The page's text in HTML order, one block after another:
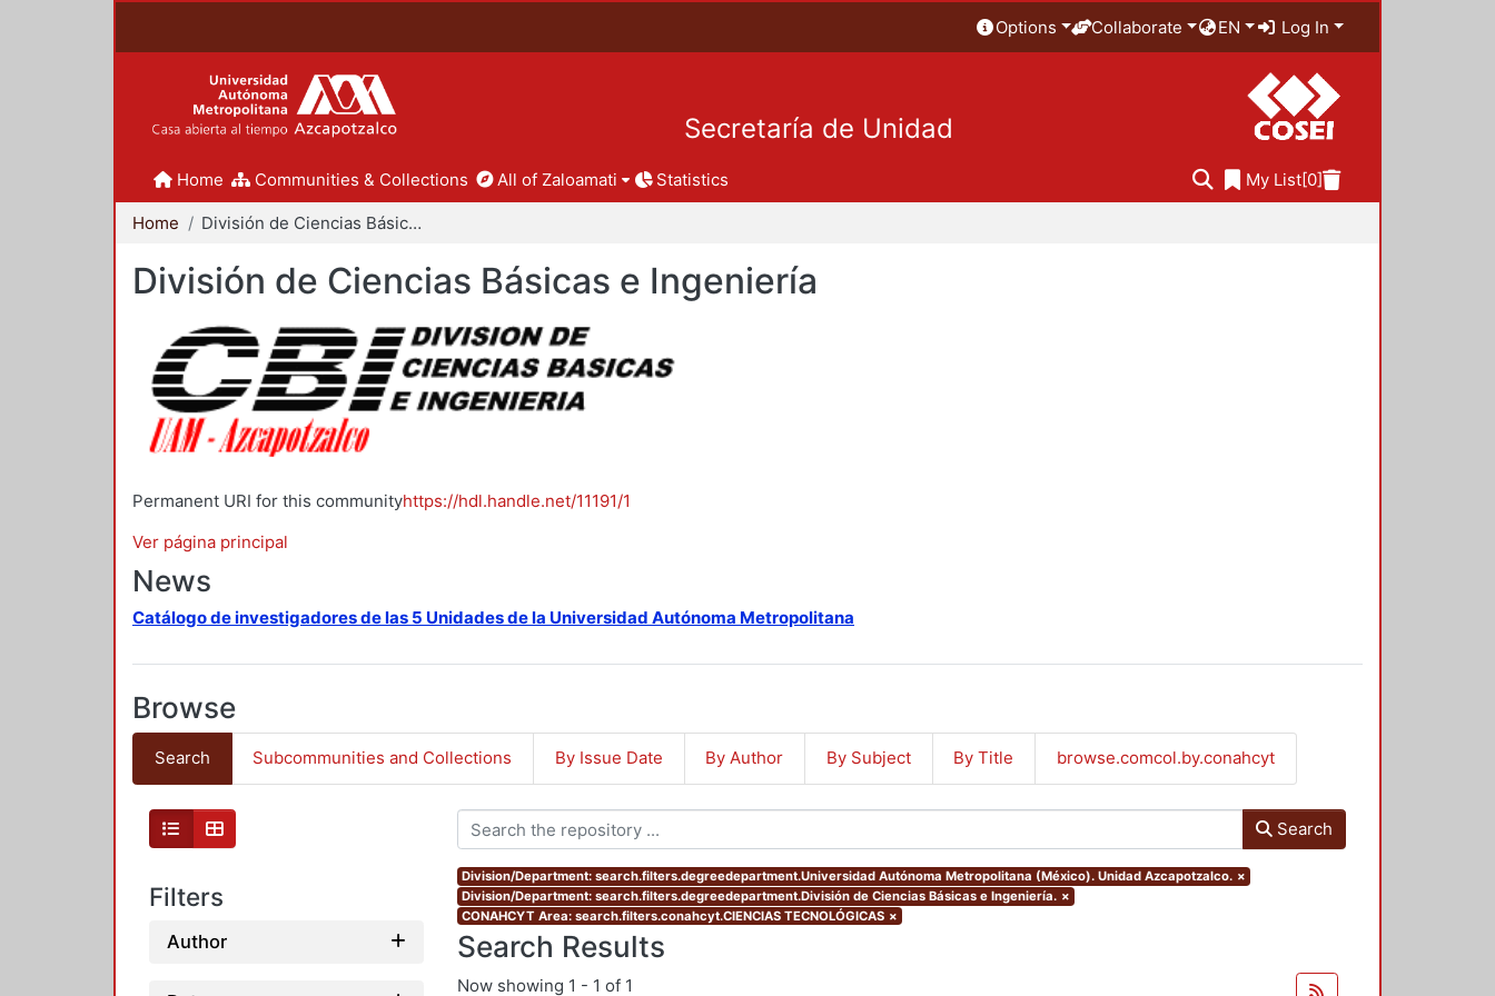
Options Collaborate EN Log In
Secretaría de Unidad
Home Communities & Collections All of Zaloamati Statistics My List[0]
Home División de Ciencias Básicas e Ingeniería
División de Ciencias Básicas e Ingeniería
Permanent URI for this communityhttps://hdl.handle.net/11191/1
Ver página principal
News
Catálogo de investigadores de las 5 Unidades de la Universidad Autónoma Metropolitana
Browse
Search Subcommunities and Collections By Issue Date By Author By Subject By Title browse.comcol.by.conahcyt
Filters
Author
Search
Division/Department: search.filters.degreedepartment.Universidad Autónoma Metropolitana (México). Unidad Azcapotzalco. ×
Division/Department: search.filters.degreedepartment.División de Ciencias Básicas e Ingeniería. ×
CONAHCYT Area: search.filters.conahcyt.CIENCIAS TECNOLÓGICAS ×
Search Results
Now showing 1 - 1 of 1